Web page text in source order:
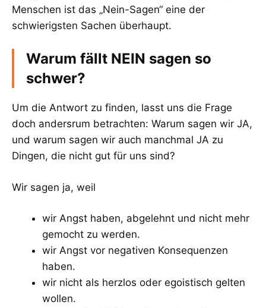
Menschen ist das „Nein-Sagen“ eine der
schwierigsten Sachen überhaupt.
Warum fällt NEIN sagen so
schwer?
Um die Antwort zu finden, lasst uns die Frage
doch andersrum betrachten: Warum sagen wir JA,
und warum sagen wir auch manchmal JA zu
Dingen, die nicht gut für uns sind?
Wir sagen ja, weil
wir Angst haben, abgelehnt und nicht mehr
gemocht zu werden.
wir Angst vor negativen Konsequenzen
haben.
wir nicht als herzlos oder egoistisch gelten
wollen.